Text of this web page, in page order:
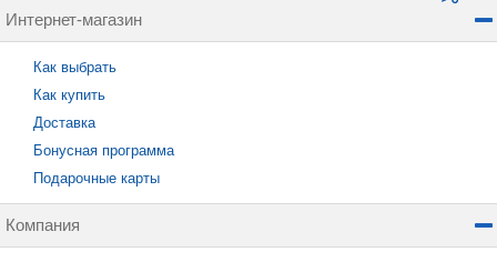
Интернет-магазин
Как выбрать
Как купить
Доставка
Бонусная программа
Подарочные карты
Компания